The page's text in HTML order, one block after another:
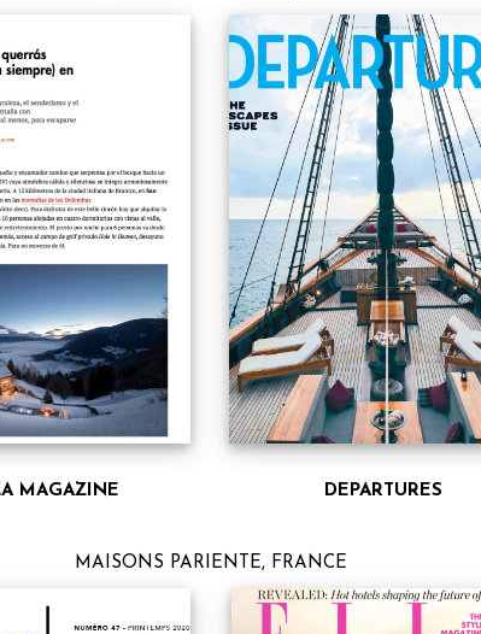
MAGAZINE DEPARTURES
MAISONS PARIENTE, FRANCE